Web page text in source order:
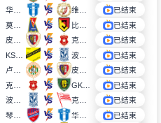
已结束
已结束
已结束
已结束
已结束
已结束
已结束
已结束